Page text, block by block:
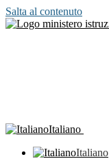
Salta al contenuto
Italiano
Italiano